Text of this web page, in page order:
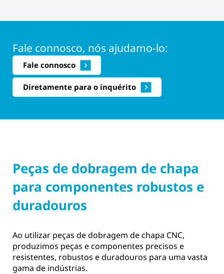
Fale connosco, nós ajudamo-lo:
Fale connosco
Diretamente para o inquérito
Peças de dobragem de chapa
para componentes robustos e
duradouros
Ao utilizar peças de dobragem de chapa CNC,
produzimos peças e componentes precisos e
resistentes, robustos e duradouros para uma vasta
gama de indústrias.